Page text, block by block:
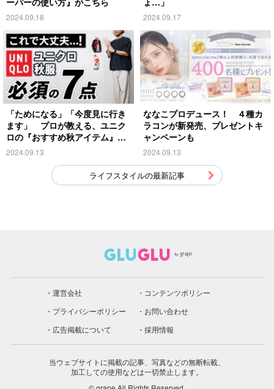
2024.09.18 2024.09.17
「ためになる」「今度見に行き
ます」 プロが教える、ユニク
ロの『おすすめ秋アイテム』が
こちら
2024.09.13
ななこプロデュース！ ４種カ
ラコンが新発売、プレゼントキ
ャンペーンも
2024.09.13
ライフスタイルの最新記事
運営会社
コンテンツポリシー
プライバシーポリシー
お問い合わせ
広告掲載について
採用情報
当ウェブサイトに掲載の記事、写真などの無断転載、
加工しての使用などは一切禁止します。